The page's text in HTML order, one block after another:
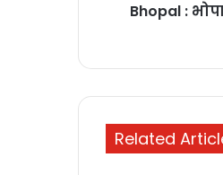
Bhopal :
Related